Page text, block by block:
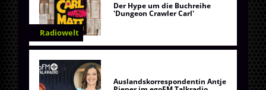
Radiowelt
Der Hype um die Buchreihe
'Dungeon Crawler Carl'
Auslandskorrespondentin Antje